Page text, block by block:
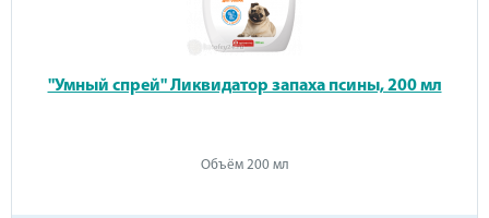
"Умный спрей" Ликвидатор запаха псины, 200 мл
Объём 200 мл